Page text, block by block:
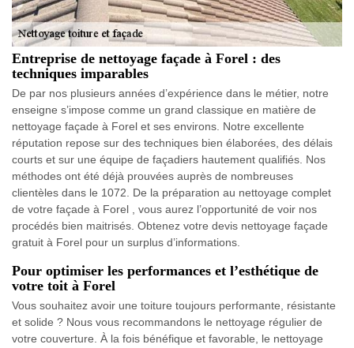
Entreprise de nettoyage façade à Forel : des
techniques imparables
De par nos plusieurs années d’expérience dans le métier, notre
enseigne s’impose comme un grand classique en matière de
nettoyage façade à Forel et ses environs. Notre excellente
réputation repose sur des techniques bien élaborées, des délais
courts et sur une équipe de façadiers hautement qualifiés. Nos
méthodes ont été déjà prouvées auprès de nombreuses
clientèles dans le 1072. De la préparation au nettoyage complet
de votre façade à Forel , vous aurez l’opportunité de voir nos
procédés bien maitrisés. Obtenez votre devis nettoyage façade
gratuit à Forel pour un surplus d’informations.
Pour optimiser les performances et l’esthétique de
votre toit à Forel
Vous souhaitez avoir une toiture toujours performante, résistante
et solide ? Nous vous recommandons le nettoyage régulier de
votre couverture. À la fois bénéfique et favorable, le nettoyage